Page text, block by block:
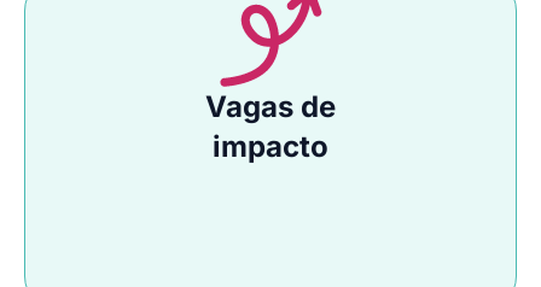
Vagas de
impacto